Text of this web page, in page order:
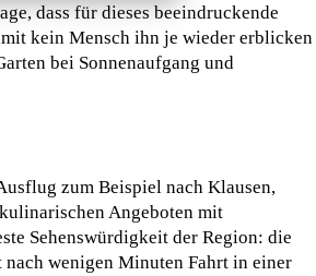
dass für dieses beeindruckende
kein Mensch ihn je wieder erblicken
bei Sonnenaufgang und
zum Beispiel nach Klausen,
Angeboten mit
Sehenswürdigkeit der Region: die
wenigen Minuten Fahrt in einer